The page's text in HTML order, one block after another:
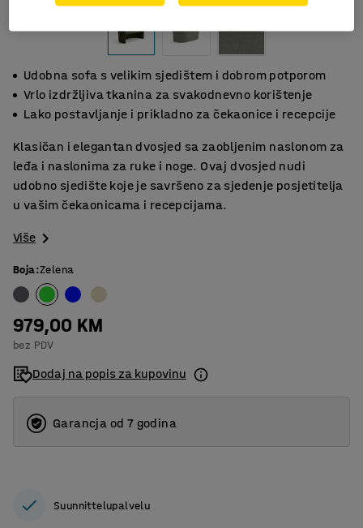
Udobna sofa s velikim sjedištem i dobrom potporom
Vrlo izdržljiva tkanina za svakodnevno korištenje
Lako postavljanje i prikladno za čekaonice i recepcije
Klasičan i elegantan dvosjed sa zaobljenim naslonom za
leđa i naslonima za ruke i noge. Ovaj dvosjed nudi
udobno sjedište koje je savršeno za sjedenje posjetitelja
u vašim čekaonicama i recepcijama.
Više
Boja:Zelena
979,00 KM
bez PDV
Dodaj na popis za kupovinu
Garancja od 7 godina
Suunnittelupalvelu